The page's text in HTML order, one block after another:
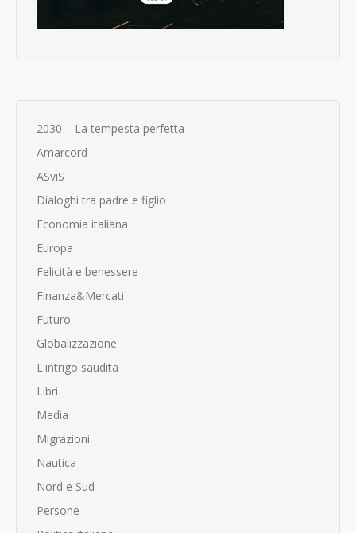
2030 – La tempesta perfetta
Amarcord
ASviS
Dialoghi tra padre e figlio
Economia italiana
Europa
Felicità e benessere
Finanza&Mercati
Futuro
Globalizzazione
L'intrigo saudita
Libri
Media
Migrazioni
Nautica
Nord e Sud
Persone